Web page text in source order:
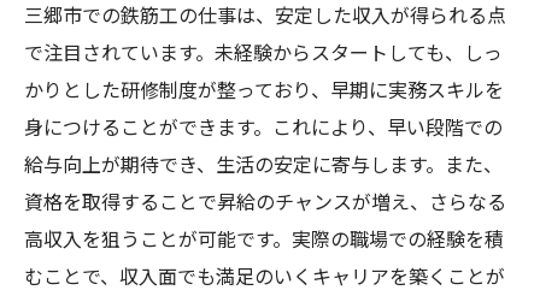
三郷市での鉄筋工の仕事は、安定した収入が得られる点
で注目されています。未経験からスタートしても、しっ
かりとした研修制度が整っており、早期に実務スキルを
身につけることができます。これにより、早い段階での
給与向上が期待でき、生活の安定に寄与します。また、
資格を取得することで昇給のチャンスが増え、さらなる
高収入を狙うことが可能です。実際の職場での経験を積
むことで、収入面でも満足のいくキャリアを築くことが